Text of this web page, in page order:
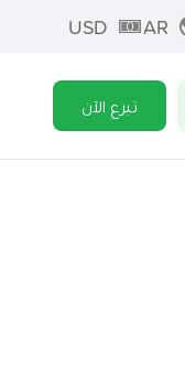
AR
USD
تبرع الآن